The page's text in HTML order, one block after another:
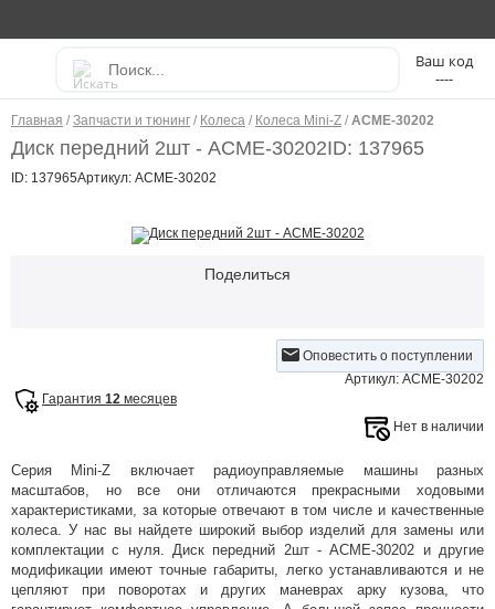
----
Главная / Запчасти и тюнинг / Колеса / Колеса Mini-Z / ACME-30202
Диск передний 2шт - ACME-30202ID: 137965
ID: 137965Артикул: ACME-30202
Поделиться
Оповестить о поступлении
Артикул: ACME-30202
Гарантия 12 месяцев
Нет в наличии
Серия Mini-Z включает радиоуправляемые машины разных
масштабов, но все они отличаются прекрасными ходовыми
характеристиками, за которые отвечают в том числе и качественные
колеса. У нас вы найдете широкий выбор изделий для замены или
комплектации с нуля. Диск передний 2шт - ACME-30202 и другие
модификации имеют точные габариты, легко устанавливаются и не
цепляют при поворотах и других маневрах арку кузова, что